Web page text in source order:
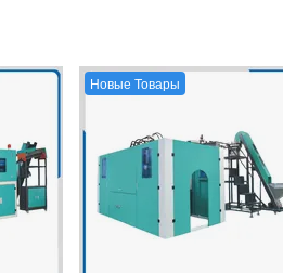
Новые Товары